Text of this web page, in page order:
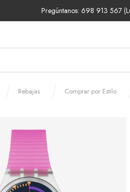
Pregúntanos: 698 913 567
Rebajas Comprar por Estilo